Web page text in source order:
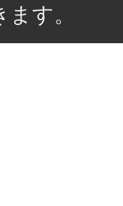
す。